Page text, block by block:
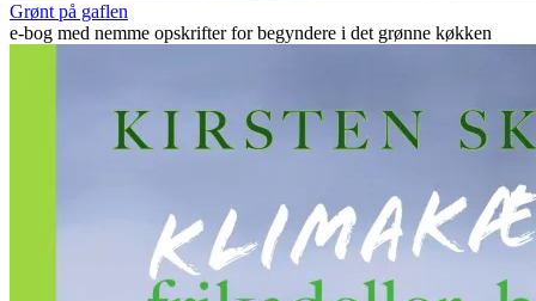
Grønt på gaflen
e-bog med nemme opskrifter for begyndere i det grønne køkken